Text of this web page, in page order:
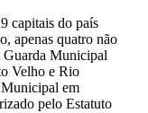
capitais do país
apenas quatro não
Guarda Municipal
Velho e Rio
em
pelo Estatuto